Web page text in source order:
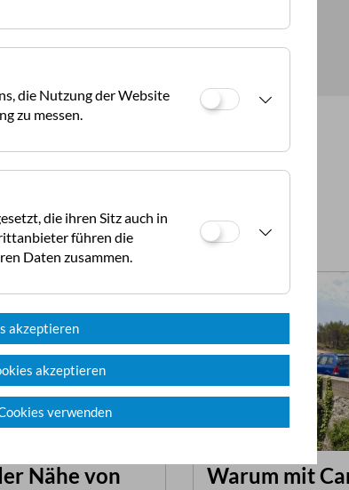
Nähe von
Warum mit
die Nutzung der Website
zu messen.
die ihren Sitz auch in
führen die
Daten zusammen.
akzeptieren
akzeptieren
verwenden